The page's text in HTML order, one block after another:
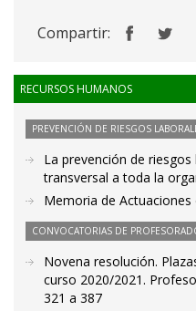
Compartir:
RECURSOS HUMANOS
PREVENCIÓN DE RIESGOS
La prevención de
transversal a toda la
Memoria de Actuaciones
CONVOCATORIAS DE
Novena resolución.
curso 2020/2021.
321 a 387